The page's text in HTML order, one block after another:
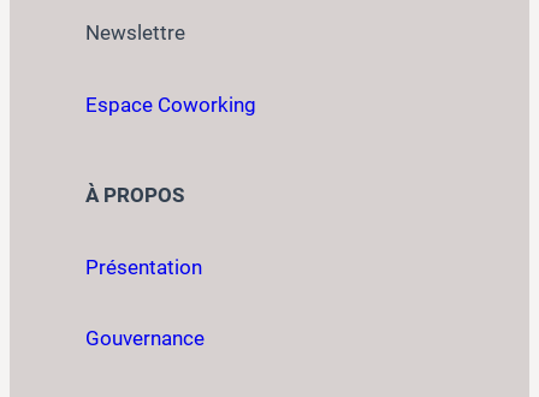
Newslettre
Espace Coworking
À PROPOS
Présentation
Gouvernance